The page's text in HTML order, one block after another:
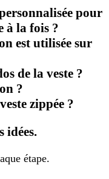
pour
à la fois ?
est utilisée sur
de la veste ?
?
zippée ?
idées.
étape.